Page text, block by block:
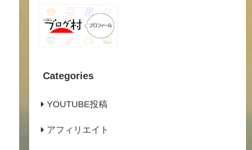
Categories
YOUTUBE投稿
アフィリエイト